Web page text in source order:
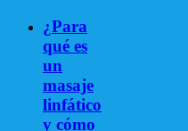
¿Para
qué es
un
masaje
linfático
y cómo